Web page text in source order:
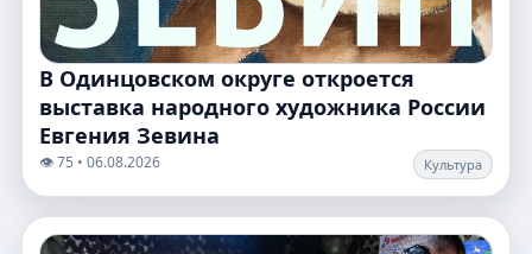
В Одинцовском округе откроется
выставка народного художника России
Евгения Зевина
👁️ 75 • 06.08.2026 Культура